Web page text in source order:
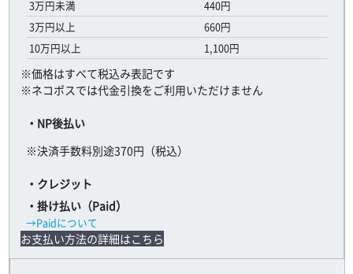
3万円未満
440円
3万円以上
660円
10万円以上
1,100円
※価格はすべて税込み表記です
※ネコポスでは代金引換をご利用いただけません
・NP後払い
※決済手数料別途370円（税込）
・クレジット
・掛け払い（Paid）
→Paidについて
お支払い方法の詳細はこちら